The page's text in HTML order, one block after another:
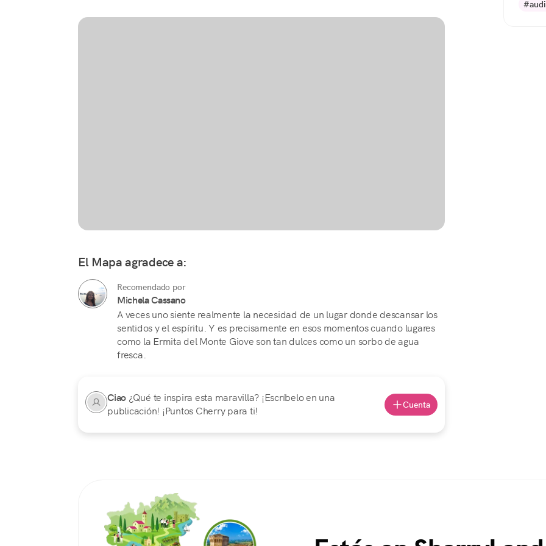
El Mapa agradece a:
Recomendado por
Michela Cassano
A veces uno siente realmente la necesidad de un lugar donde descansar los
sentidos y el espíritu. Y es precisamente en esos momentos cuando lugares
como la Ermita del Monte Giove son tan dulces como un sorbo de agua
fresca.
Ciao ¿Qué te inspira esta maravilla? ¡Escríbelo en una
publicación! ¡Puntos Cherry para ti!
Cuenta